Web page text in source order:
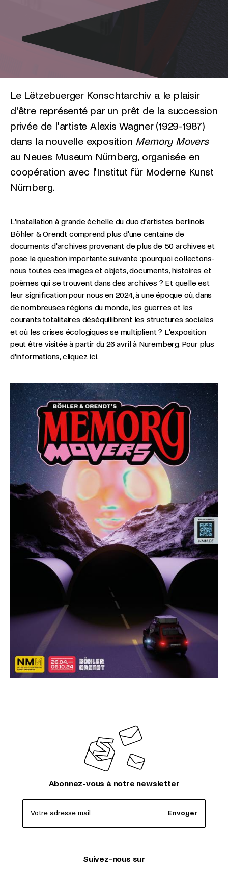
Le Lëtzebuerger Konschtarchiv a le plaisir
d'être représenté par un prêt de la succession
privée de l'artiste Alexis Wagner (1929-1987)
dans la nouvelle exposition Memory Movers
au Neues Museum Nürnberg, organisée en
coopération avec l'Institut für Moderne Kunst
Nürnberg.
L'installation à grande échelle du duo d'artistes berlinois
Böhler & Orendt comprend plus d'une centaine de
documents d'archives provenant de plus de 50 archives et
pose la question importante suivante : pourquoi collectons-
nous toutes ces images et objets, documents, histoires et
poèmes qui se trouvent dans des archives ? Et quelle est
leur signification pour nous en 2024, à une époque où, dans
de nombreuses régions du monde, les guerres et les
courants totalitaires déséquilibrent les structures sociales
et où les crises écologiques se multiplient ? L'exposition
peut être visitée à partir du 26 avril à Nuremberg. Pour plus
d'informations,cliquez ici.
Abonnez-vous à notre newsletter
Votre adresse mail Envoyer
Suivez-nous sur